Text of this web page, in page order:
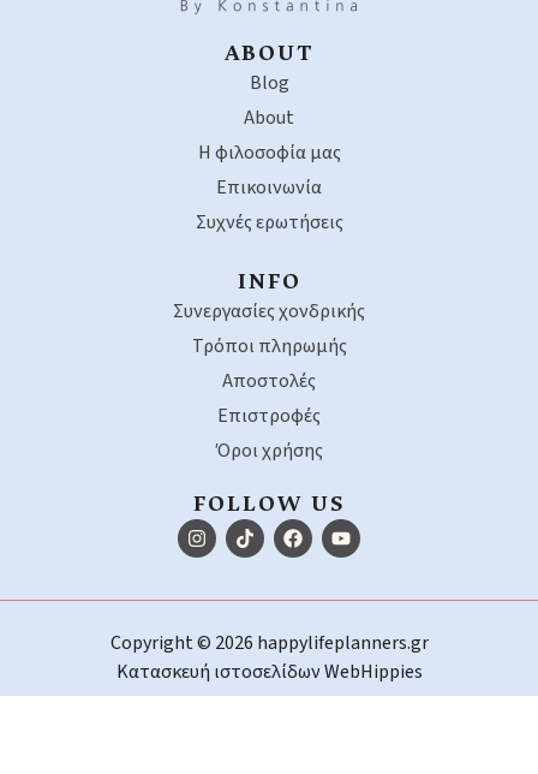
ABOUT
Blog
About
Η φιλοσοφία μας
Επικοινωνία
Συχνές ερωτήσεις
INFO
Συνεργασίες χονδρικής
Τρόποι πληρωμής
Αποστολές
Επιστροφές
Όροι χρήσης
FOLLOW US
Copyright © 2026 happylifeplanners.gr
Κατασκευή ιστοσελίδωνWebHippies